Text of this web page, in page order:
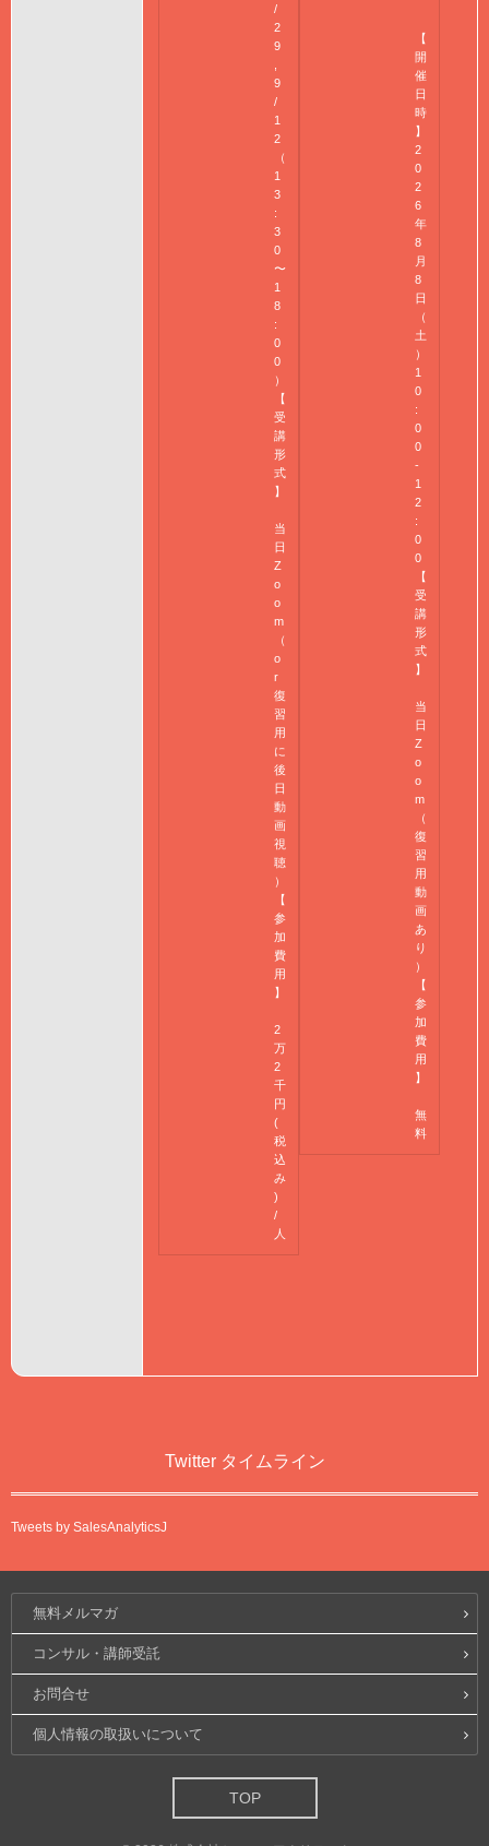
/
2
9
9
/
1
2
（
1
3
:
3
0
〜
1
8
:
0
0
）
【
受
講
形
式
】
当
日
Z
o
o
m
（
o
r
復
習
用
に
後
日
動
画
視
聴
）
【
参
加
費
用
】
2
万
2
千
円
(
税
込
み
)
/
人
【
開
催
日
時
】
2
0
2
6
年
8
月
8
日
（
土
）
1
0
:
0
0
-
1
2
:
0
0
【
受
講
形
式
】
当
日
Z
o
o
m
（
復
習
用
動
画
あ
り
）
【
参
加
費
用
】
無
料
Twitter タイムライン
Tweets by SalesAnalyticsJ
無料メルマガ
コンサル・講師受託
お問合せ
個人情報の取扱いについて
TOP